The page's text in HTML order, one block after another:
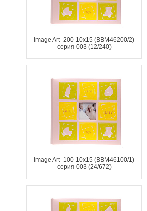
Image Art -200 10x15 (BBM46200/2)
серия 003 (12/240)
Image Art -100 10x15 (BBM46100/1)
серия 003 (24/672)